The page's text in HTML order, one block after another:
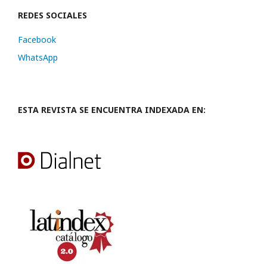
REDES SOCIALES
Facebook
WhatsApp
ESTA REVISTA SE ENCUENTRA INDEXADA EN: